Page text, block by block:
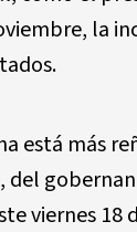
la
está más
del
viernes 18